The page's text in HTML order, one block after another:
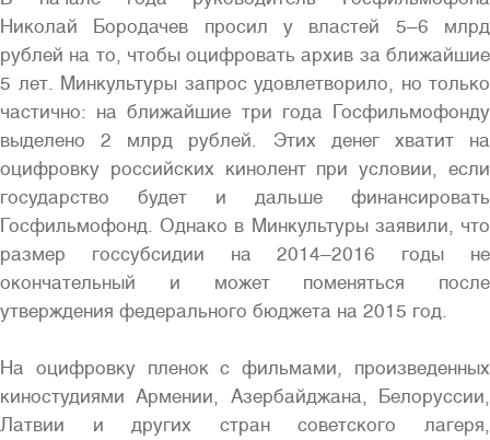
Николай Бородачев просил у властей 5–6 млрд
рублей на то, чтобы оцифровать архив за ближайшие
5 лет. Минкультуры запрос удовлетворило, но только
частично: на ближайшие три года Госфильмофонду
выделено 2 млрд рублей. Этих денег хватит на
оцифровку российских кинолент при условии, если
государство будет и дальше финансировать
Госфильмофонд. Однако в Минкультуры заявили, что
размер госсубсидии на 2014–2016 годы не
окончательный и может поменяться после
утверждения федерального бюджета на 2015 год.
На оцифровку пленок с фильмами, произведенных
киностудиями Армении, Азербайджана, Белоруссии,
Латвии и других стран советского лагеря,